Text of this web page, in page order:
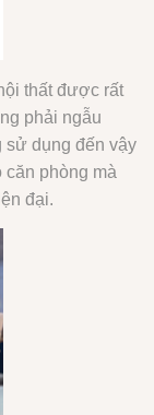
thất được rất
phải ngẫu
dụng đến vậy
căn phòng mà
đại.